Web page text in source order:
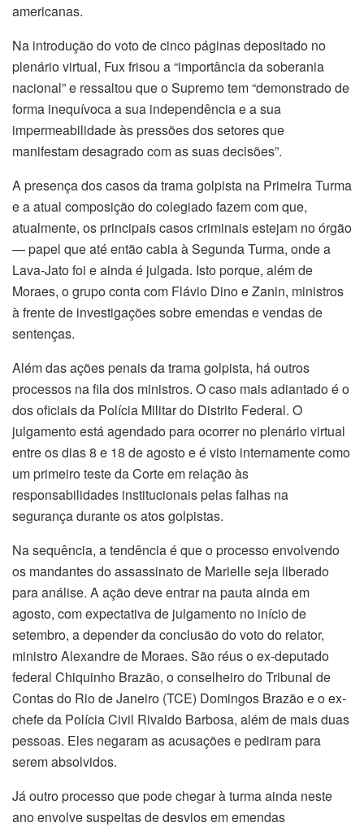
in istanbul
americanas.
Na introdução do voto de cinco páginas depositado no
plenário virtual, Fux frisou a “importância da soberania
nacional” e ressaltou que o Supremo tem “demonstrado de
forma inequívoca a sua independência e a sua
impermeabilidade às pressões dos setores que
manifestam desagrado com as suas decisões”.
A presença dos casos da trama golpista na Primeira Turma
e a atual composição do colegiado fazem com que,
atualmente, os principais casos criminais estejam no órgão
— papel que até então cabia à Segunda Turma, onde a
Lava-Jato foi e ainda é julgada. Isto porque, além de
Moraes, o grupo conta com Flávio Dino e Zanin, ministros
à frente de investigações sobre emendas e vendas de
sentenças.
Além das ações penais da trama golpista, há outros
processos na fila dos ministros. O caso mais adiantado é o
dos oficiais da Polícia Militar do Distrito Federal. O
julgamento está agendado para ocorrer no plenário virtual
entre os dias 8 e 18 de agosto e é visto internamente como
um primeiro teste da Corte em relação às
responsabilidades institucionais pelas falhas na
segurança durante os atos golpistas.
Na sequência, a tendência é que o processo envolvendo
os mandantes do assassinato de Marielle seja liberado
para análise. A ação deve entrar na pauta ainda em
agosto, com expectativa de julgamento no início de
setembro, a depender da conclusão do voto do relator,
ministro Alexandre de Moraes. São réus o ex-deputado
federal Chiquinho Brazão, o conselheiro do Tribunal de
Contas do Rio de Janeiro (TCE) Domingos Brazão e o ex-
chefe da Polícia Civil Rivaldo Barbosa, além de mais duas
pessoas. Eles negaram as acusações e pediram para
serem absolvidos.
Já outro processo que pode chegar à turma ainda neste
ano envolve suspeitas de desvios em emendas